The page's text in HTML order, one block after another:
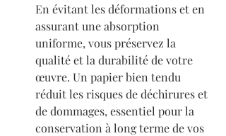
En évitant les déformations et en
assurant une absorption
uniforme, vous préservez la
qualité et la durabilité de votre
œuvre. Un papier bien tendu
réduit les risques de déchirures et
de dommages, essentiel pour la
conservation à long terme de vos